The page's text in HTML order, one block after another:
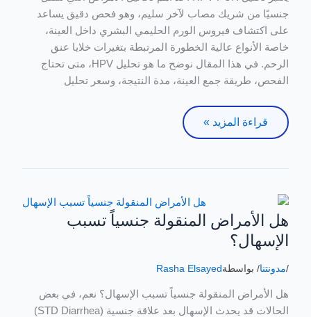
جنسيًا من شريك مصاب لآخر سليم، وهو فحص دقيق يساعد
على اكتشاف فيروس الورم الحليمي البشري داخل العينة،
خاصة الأنواع عالية الخطورة المرتبطة بتغيرات خلايا عنق
الرحم. في هذا المقال نوضح ما هو تحليل HPV، متى تحتاج
الفحص، طريقة جمع العينة، مدة النتيجة، وسعر تحليل
|
الأمراض
التي
يكشفها
ومتى
تحتاجه؟
قراءة المزيد »
هل الأمراض المنقولة جنسياً تسبب
الإسهال؟
/مدونتنا/ بواسطةRasha Elsayed
هل الأمراض المنقولة جنسياً تسبب الإسهال؟ نعم، في بعض
الحالات قد يحدث الإسهال بعد علاقة جنسية (STD Diarrhea)
هل
الإسهال؟